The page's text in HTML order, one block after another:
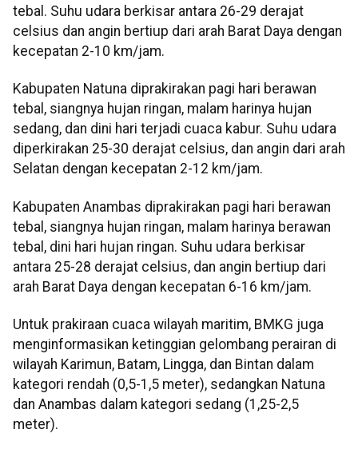
tebal. Suhu udara berkisar antara 26-29 derajat
celsius dan angin bertiup dari arah Barat Daya dengan
kecepatan 2-10 km/jam.
Kabupaten Natuna diprakirakan pagi hari berawan
tebal, siangnya hujan ringan, malam harinya hujan
sedang, dan dini hari terjadi cuaca kabur. Suhu udara
diperkirakan 25-30 derajat celsius, dan angin dari arah
Selatan dengan kecepatan 2-12 km/jam.
Kabupaten Anambas diprakirakan pagi hari berawan
tebal, siangnya hujan ringan, malam harinya berawan
tebal, dini hari hujan ringan. Suhu udara berkisar
antara 25-28 derajat celsius, dan angin bertiup dari
arah Barat Daya dengan kecepatan 6-16 km/jam.
Untuk prakiraan cuaca wilayah maritim, BMKG juga
menginformasikan ketinggian gelombang perairan di
wilayah Karimun, Batam, Lingga, dan Bintan dalam
kategori rendah (0,5-1,5 meter), sedangkan Natuna
dan Anambas dalam kategori sedang (1,25-2,5
meter).